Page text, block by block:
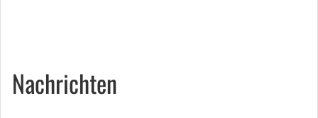
Nachrichten